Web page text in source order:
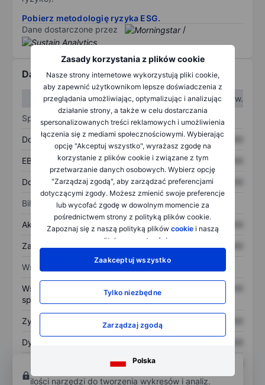
Zasady korzystania z plików cookie
Nasze strony internetowe wykorzystują pliki cookie,
aby zapewnić użytkownikom lepsze doświadczenia z
przeglądania umożliwiając, optymalizując i analizując
działanie strony, a także w celu dostarczania
spersonalizowanych treści reklamowych i umożliwienia
łączenia się z mediami społecznościowymi. Wybierając
opcję "Akceptuj wszystko", wyrażasz zgodę na
korzystanie z plików cookie i związane z tym
przetwarzanie danych osobowych. Wybierz opcję
"Zarządzaj zgodą", aby zarządzać preferencjami
dotyczącymi zgody. Możesz zmienić swoje preferencje
lub wycofać zgodę w dowolnym momencie za
pośrednictwem strony z polityką plików cookie.
Zapoznaj się z naszą polityką plików cookiei naszą
polityką
prywatności
Zaakceptuj wszystko
Tylko niezbędne
Zarządzaj zgodą
Polska
Pobierz metodologię ryzyka ESG.
Dane dostarczone przez
/
Dane finansowe
W I kw.
W II kw.
Sprawozdanie z zysków
Dochód XXXXXXX XXXXXXX
EBITDA XXXXXXX XXXXXXX
Dochód netto XXXXXXX XXXXXXX
Bilans
Aktywa ogółem XXXXXXX
Zadłużenie ogółem XXXXXXX XXXXXXX
Wskaźniki
Współczynnik cena do
sprzedaży
XXXXXXX
Zysk na akcję XXXXXXX
Dywidenda na akcję
własnego
XXXXXXX
Otwórz konto
aby uzyskać dostęp do większej
ilości narzędzi do tworzenia wykresów i analiz.